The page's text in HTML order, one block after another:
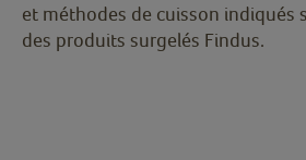
et méthodes de cuisson indiqués
des produits surgelés Findus.